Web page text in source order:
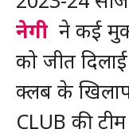
नेगी ने कई
को जीत
क्लब के
CLUB की